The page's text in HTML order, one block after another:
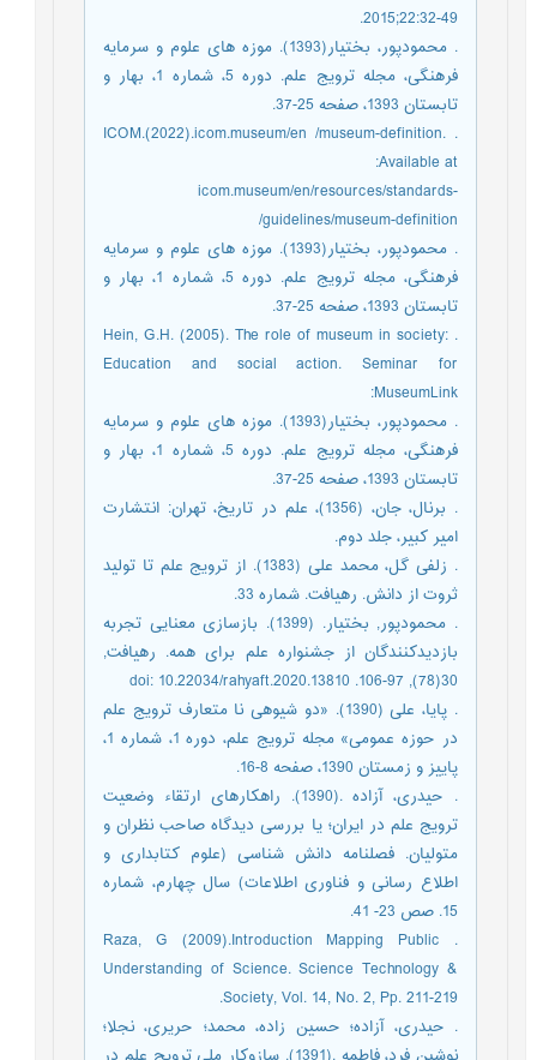
2015;22:32-49.
. محمودپور، بختیار(1393). موزه های علوم و سرمایه
فرهنگی، مجله ترویج علم. دوره 5، شماره 1، بهار و
تابستان 1393، صفحه 25-37.
. ICOM.(2022).icom.museum/en /museum-definition.
Available at:
icom.museum/en/resources/standards-
guidelines/museum-definition/
. محمودپور، بختیار(1393). موزه های علوم و سرمایه
فرهنگی، مجله ترویج علم. دوره 5، شماره 1، بهار و
تابستان 1393، صفحه 25-37.
. Hein, G.H. (2005). The role of museum in society:
Education and social action. Seminar for
MuseumLink:
. محمودپور، بختیار(1393). موزه های علوم و سرمایه
فرهنگی، مجله ترویج علم. دوره 5، شماره 1، بهار و
تابستان 1393، صفحه 25-37.
. برنال، جان، (1356)، علم در تاریخ، تهران: انتشارت
امیر کبیر، جلد دوم.
. زلفی گل، محمد علی (1383). از ترویج علم تا تولید
ثروت از دانش. رهیافت. شماره 33.
. محمودپور, بختیار. (1399). بازسازی معنایی تجربه
بازدیدکنندگان از جشنواره علم برای همه. رهیافت,
30(78), 97-106. doi: 10.22034/rahyaft.2020.13810
. پایا، علی (1390). «دو شیوهی نا متعارف ترویج علم
در حوزه عمومی» مجله ترویج علم، دوره 1، شماره 1،
پاییز و زمستان 1390، صفحه 8-16.
. حیدری، آزاده .(1390). راهکارهای ارتقاء وضعیت
ترویج علم در ایران؛ یا بررسی دیدگاه صاحب نظران و
متولیان. فصلنامه دانش شناسی (علوم کتابداری و
اطلاع رسانی و فناوری اطلاعات) سال چهارم، شماره
15. صص 23- 41.
. Raza, G (2009).Introduction Mapping Public
Understanding of Science. Science Technology &
Society, Vol. 14, No. 2, Pp. 211-219.
. حیدری، آزاده؛ حسین زاده، محمد؛ حریری، نجلا؛